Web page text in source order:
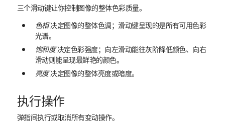
三个滑动键让你控制图像的整体色彩质量。
色相决定图像的整体色调；滑动键呈现的是所有可用色彩
光谱。
饱和度决定色彩强度；向左滑动能往灰阶降低颜色、向右
滑动则能呈现最鲜艳的颜色。
亮度决定图像的整体亮度或暗度。
执行操作
弹指间执行或取消所有变动操作。